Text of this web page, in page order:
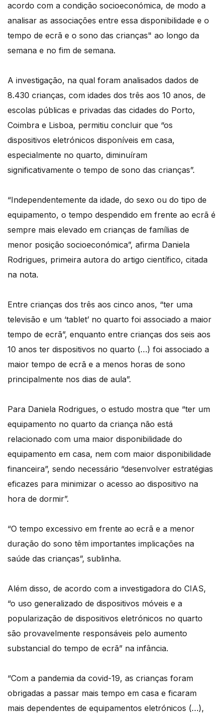
acordo com a condição socioeconómica, de modo a
analisar as associações entre essa disponibilidade e o
tempo de ecrã e o sono das crianças" ao longo da
semana e no fim de semana.
A investigação, na qual foram analisados dados de
8.430 crianças, com idades dos três aos 10 anos, de
escolas públicas e privadas das cidades do Porto,
Coimbra e Lisboa, permitiu concluir que “os
dispositivos eletrónicos disponíveis em casa,
especialmente no quarto, diminuíram
significativamente o tempo de sono das crianças”.
“Independentemente da idade, do sexo ou do tipo de
equipamento, o tempo despendido em frente ao ecrã é
sempre mais elevado em crianças de famílias de
menor posição socioeconómica”, afirma Daniela
Rodrigues, primeira autora do artigo científico, citada
na nota.
Entre crianças dos três aos cinco anos, “ter uma
televisão e um ‘tablet’ no quarto foi associado a maior
tempo de ecrã”, enquanto entre crianças dos seis aos
10 anos ter dispositivos no quarto (…) foi associado a
maior tempo de ecrã e a menos horas de sono
principalmente nos dias de aula”.
Para Daniela Rodrigues, o estudo mostra que “ter um
equipamento no quarto da criança não está
relacionado com uma maior disponibilidade do
equipamento em casa, nem com maior disponibilidade
financeira”, sendo necessário “desenvolver estratégias
eficazes para minimizar o acesso ao dispositivo na
hora de dormir”.
“O tempo excessivo em frente ao ecrã e a menor
duração do sono têm importantes implicações na
saúde das crianças”, sublinha.
Além disso, de acordo com a investigadora do CIAS,
“o uso generalizado de dispositivos móveis e a
popularização de dispositivos eletrónicos no quarto
são provavelmente responsáveis pelo aumento
substancial do tempo de ecrã” na infância.
“Com a pandemia da covid-19, as crianças foram
obrigadas a passar mais tempo em casa e ficaram
mais dependentes de equipamentos eletrónicos (…),